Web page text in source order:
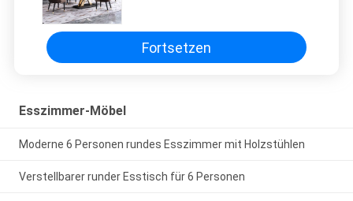
Fortsetzen
Esszimmer-Möbel
Moderne 6 Personen rundes Esszimmer mit Holzstühlen
Verstellbarer runder Esstisch für 6 Personen